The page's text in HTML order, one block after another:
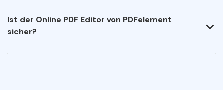
Ist der Online PDF Editor von PDFelement
sicher?